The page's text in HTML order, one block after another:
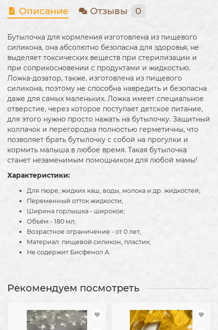
Описание Отзывы 0
Бутылочка для кормления изготовлена из пищевого
силикона, она абсолютно безопасна для здоровья, не
выделяет токсических веществ при стерилизации и
при соприкосновении с продуктами и жидкостью.
Ложка-дозатор, также, изготовлена из пищевого
силикона, поэтому не способна навредить и безопасна
даже для самых маленьких. Ложка имеет специальное
отверстие, через которое поступает детское питание,
для этого нужно просто нажать на бутылочку. Защитный
колпачок и перегородка полностью герметичны, что
позволяет брать бутылочку с собой на прогулки и
кормить малыша в любое время. Такая бутылочка
станет незаменимым помощником для любой мамы!
Характеристики:
Для пюре, жидких каш, воды, молока и др. жидкостей;
Переменный отток жидкости;
Ширина горлышка - широкое;
Объём - 180 мл;
Возрастное ограничение - от 0 лет;
Материал: пищевой силикон, пластик;
Не содержит Бисфенол А.
Рекомендуем посмотреть